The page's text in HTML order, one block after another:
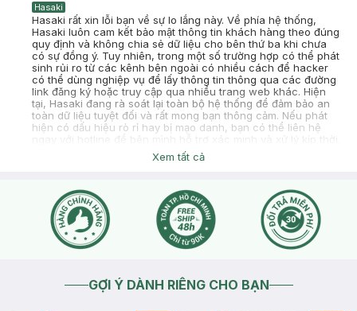
Hasaki
Hasaki rất xin lỗi bạn về sự lo lắng này. Về phía hệ thống,
Hasaki luôn cam kết bảo mật thông tin khách hàng theo đúng
quy định và không chia sẻ dữ liệu cho bên thứ ba khi chưa
có sự đồng ý. Tuy nhiên, trong một số trường hợp có thể phát
sinh rủi ro từ các kênh bên ngoài có nhiều cách để hacker
có thể dùng nghiệp vụ để lấy thông tin thông qua các đường
link đăng ký hoặc truy cập qua nhiều trang web khác. Hiện
tại, Hasaki đang rà soát lại toàn bộ hệ thống để đảm bảo an
toàn dữ liệu tuyệt đối và rất mong bạn thông cảm. Nếu phát
hiện có dấu hiệu rò rỉ hay bị mạo danh, bạn có thể liên hệ
ngay với hotline để bên mình hỗ trợ xác minh và xử lý kịp thời.
Một lần nữa Hasaki chân thành xin lỗi bạn ạ
Đinh Thị Hồng Hà
Shop để đảm bảo giao trong 2h. Trễ 1 ngày gọi ko bắt máy ạ
2025-09-29 Thích0
ạ, nhờ bạn chủ động inbox gửi thông tin mã đơn hàng hoặc
số điện thoại nhận hàng Hasaki kiểm tra cụ thể cho mình ạ
Xem tất cả
GỢI Ý DÀNH RIÊNG CHO BẠN